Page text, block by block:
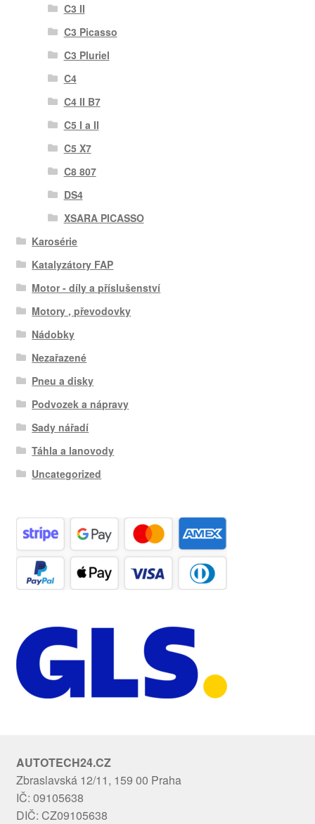
C3 II
C3 Picasso
C3 Pluriel
C4
C4 II B7
C5 I a II
C5 X7
C8 807
DS4
XSARA PICASSO
Karosérie
Katalyzátory FAP
Motor - díly a příslušenství
Motory , převodovky
Nádobky
Nezařazené
Pneu a disky
Podvozek a nápravy
Sady nářadí
Táhla a lanovody
Uncategorized
AUTOTECH24.CZ
Zbraslavská 12/11, 159 00 Praha
IČ: 09105638
DIČ: CZ09105638